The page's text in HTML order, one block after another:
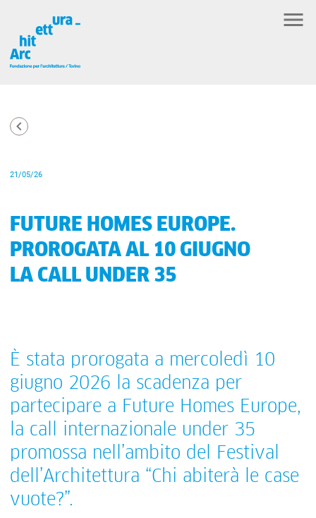
21/05/26
FUTURE HOMES EUROPE.
PROROGATA AL 10 GIUGNO
LA CALL UNDER 35
È stata prorogata a mercoledì 10
giugno 2026 la scadenza per
partecipare a Future Homes Europe,
la call internazionale under 35
promossa nell’ambito del Festival
dell’Architettura “Chi abiterà le case
vuote?”.